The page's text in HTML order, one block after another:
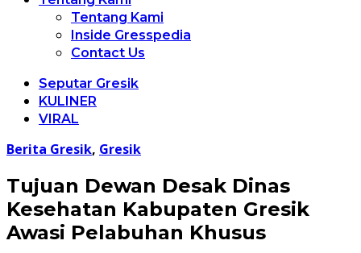
Tentang Kami
Inside Gresspedia
Contact Us
Seputar Gresik
KULINER
VIRAL
Berita Gresik, Gresik
Tujuan Dewan Desak Dinas
Kesehatan Kabupaten Gresik
Awasi Pelabuhan Khusus